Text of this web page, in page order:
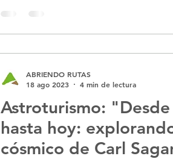
Astroturismo:
hasta hoy:
cósmico de Carl
ABRIENDO RUTAS
18 ago 2023
4 min de lectura